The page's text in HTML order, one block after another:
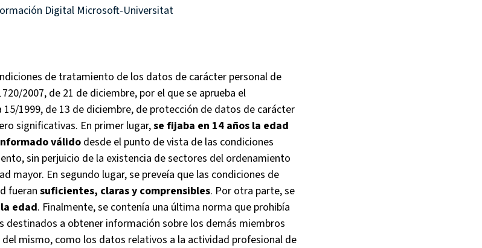
Digital Microsoft-Universitat
de tratamiento de los datos de carácter personal de
2007, de 21 de diciembre, por el que se aprueba el
1999, de 13 de diciembre, de protección de datos de carácter
significativas. En primer lugar,se fijaba en 14 años la edad
válido desde el punto de vista de las condiciones
sin perjuicio de la existencia de sectores del ordenamiento
mayor. En segundo lugar, se preveía que las condiciones de
fueran suficientes, claras y comprensibles. Por otra parte, se
edad. Finalmente, se contenía una última norma que prohibía
destinados a obtener información sobre los demás miembros
mismo, como los datos relativos a la actividad profesional de